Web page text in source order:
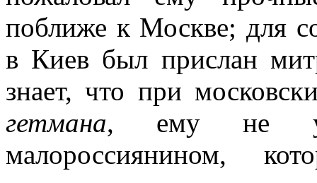
поближе к Москве; для
в Киев был прислан
знает, что при
гетмана, ему не
малороссиянином,